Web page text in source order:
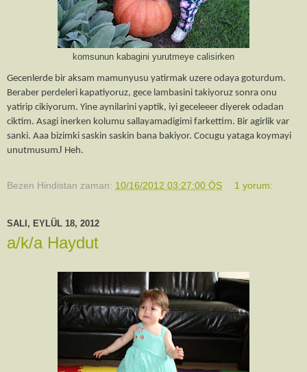
komsunun kabagini yurutmeye calisirken
Gecenlerde bir aksam mamunyusu yatirmak uzere odaya goturdum.
Beraber perdeleri kapatiyoruz, gece lambasini takiyoruz sonra onu
yatirip cikiyorum. Yine aynilarini yaptik, iyi geceleeer diyerek odadan
ciktim. Asagi inerken kolumu sallayamadigimi farkettim. Bir agirlik var
sanki. Aaa bizimki saskin saskin bana bakiyor. Cocugu yataga koymayi
unutmusumJ Heh.
Bezen Hindistan zaman: 10/16/2012 03:27:00 ÖS 1 yorum:
SALI, EYLÜL 18, 2012
a/k/a Haydut